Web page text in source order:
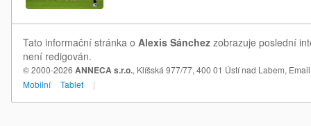
Tato informační stránka o Alexis Sánchez zobrazuje poslední
není redigován.
© 2000-2026 ANNECA s.r.o., Klíšská 977/77, 400 01 Ústí nad Labem,
Mobilní
Tablet |